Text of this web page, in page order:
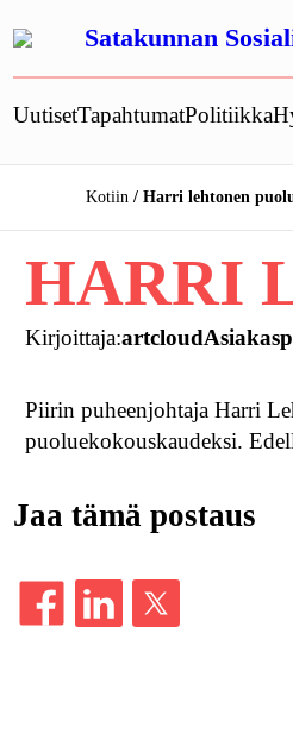
sisältöön
Satakunnan
UutisetTapahtumatPolitiikka
Kotiin Harri lehtonen
HARRI
Kirjoittaja:
Piirin puheenjohtaja Harri
puoluekokouskaudeksi.
Jaa tämä postaus